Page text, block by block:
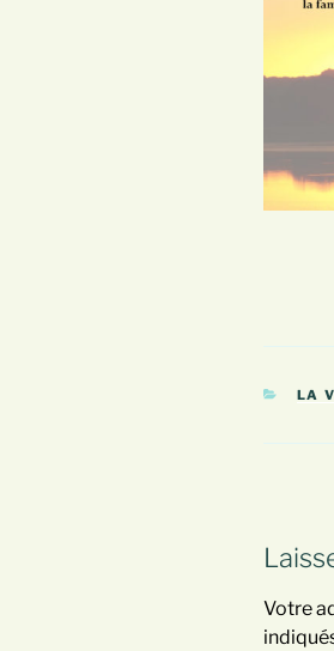
LA
Votre